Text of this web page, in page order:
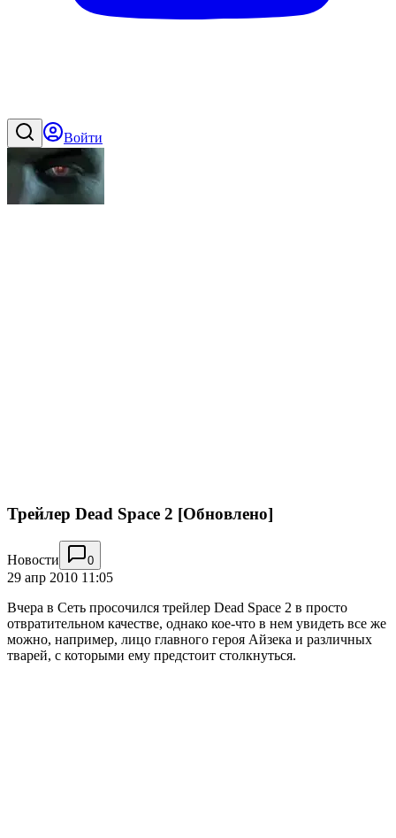
Войти
Трейлер Dead Space 2 [Обновлено]
Новости 0
29 апр 2010 11:05
Вчера в Сеть просочился трейлер Dead Space 2 в просто
отвратительном качестве, однако кое-что в нем увидеть все же
можно, например, лицо главного героя Айзека и различных
тварей, с которыми ему предстоит столкнуться.